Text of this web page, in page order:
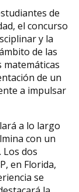
de
el concurso
y la
de las
matemáticas
de un
a impulsar
a lo largo
con un
dos
en Florida,
se